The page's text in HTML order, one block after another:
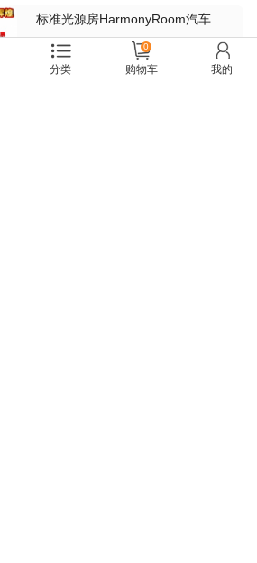
标准光源房HarmonyRoom汽车...
¥12000.00 ¥0.00
分类 购物车
0
我的